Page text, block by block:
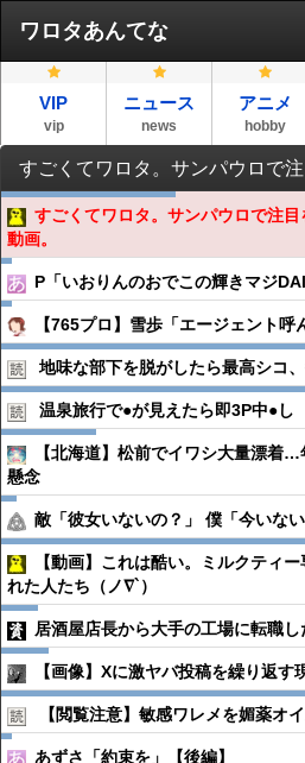
ワロタあんてな
VIP
vip
ニュース
news
アニメ
hobby
すごくてワロタ。サンパウロで注
動画。
P「いおりんのおでこの輝きマジ
【765プロ】雪歩「エージェント呼
地味な部下を脱がしたら最高シコ
温泉旅行で●︎が見えたら即3P中●︎し
【北海道】松前でイワシ大量漂着
懸念
敵「彼女いないの？」 僕「今いな
【動画】これは酷い。ミルクティ
れた人たち（ノ∇`）
居酒屋店長から大手の工場に転職
【画像】Xに激ヤバ投稿を繰り返
【閲覧注意】敏感ワレメを媚薬オ
あずさ「約束を」【後編】